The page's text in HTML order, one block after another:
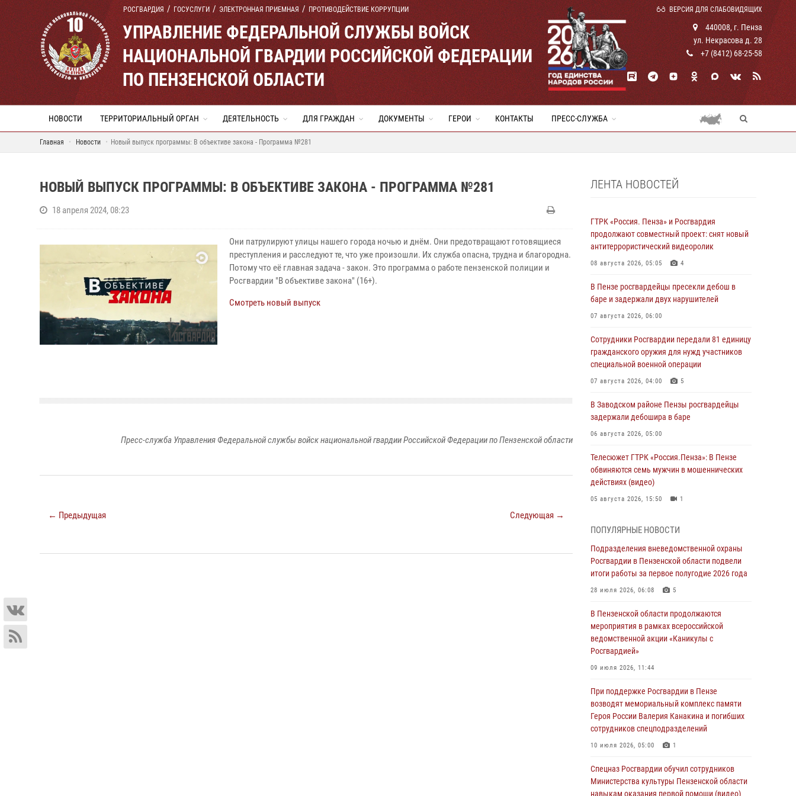
РОСГВАРДИЯ ГОСУСЛУГИ ЭЛЕКТРОННАЯ ПРИЕМНАЯ ПРОТИВОДЕЙСТВИЕ КОРРУПЦИИ ВЕРСИЯ ДЛЯ СЛАБОВИДЯЩИХ
УПРАВЛЕНИЕ ФЕДЕРАЛЬНОЙ СЛУЖБЫ ВОЙСК
НАЦИОНАЛЬНОЙ ГВАРДИИ РОССИЙСКОЙ ФЕДЕРАЦИИ
ПО ПЕНЗЕНСКОЙ ОБЛАСТИ
440008, г. Пенза
ул. Некрасова д. 28
+7 (8412) 68-25-58
НОВОСТИ ТЕРРИТОРИАЛЬНЫЙ ОРГАН ДЕЯТЕЛЬНОСТЬ ДЛЯ ГРАЖДАН ДОКУМЕНТЫ ГЕРОИ КОНТАКТЫ ПРЕСС-СЛУЖБА
Главная Новости Новый выпуск программы: В объективе закона - Программа №281
НОВЫЙ ВЫПУСК ПРОГРАММЫ: В ОБЪЕКТИВЕ ЗАКОНА - ПРОГРАММА №281
18 апреля 2024, 08:23
Они патрулируют улицы нашего города ночью и днём. Они предотвращают готовящиеся
преступления и расследуют те, что уже произошли. Их служба опасна, трудна и благородна.
Потому что её главная задача - закон. Это программа о работе пензенской полиции и
Росгвардии "В объективе закона" (16+).
Смотреть новый выпуск
Пресс-служба Управления Федеральной службы войск национальной гвардии Российской Федерации по Пензенской области
← Предыдущая Следующая →
ЛЕНТА НОВОСТЕЙ
ГТРК «Россия. Пенза» и Росгвардия
продолжают совместный проект: снят новый
антитеррористический видеоролик
08 августа 2026, 05:05 4
В Пензе росгвардейцы пресекли дебош в
баре и задержали двух нарушителей
07 августа 2026, 06:00
Сотрудники Росгвардии передали 81 единицу
гражданского оружия для нужд участников
специальной военной операции
07 августа 2026, 04:00 5
В Заводском районе Пензы росгвардейцы
задержали дебошира в баре
06 августа 2026, 05:00
Телесюжет ГТРК «Россия.Пенза»: В Пензе
обвиняются семь мужчин в мошеннических
действиях (видео)
05 августа 2026, 15:50 1
легендарного генерала Яковлева
05 августа 2026, 07:00
Сотрудники пензенского ОМОН «Страж»
познакомили участников сборов «Гвардеец»
05 августа 2026, 06:15 6
В Пензе сотрудники Росгвардии оказали
помощь дезориентированному пенсионеру
05 августа 2026, 04:00
В Пензе при силовой поддержке Росгвардии
пресечена деятельность ОПГ,
маскировавшейся под реабилитационный
центр (видео)
04 августа 2026, 07:05
В Управлении Росгвардии по Пензенской
области подвели итоги работы за первое
ПОПУЛЯРНЫЕ НОВОСТИ
Подразделения вневедомственной охраны
Росгвардии в Пензенской области подвели
итоги работы за первое полугодие 2026 года
28 июля 2026, 06:08 5
В Пензенской области продолжаются
мероприятия в рамках всероссийской
ведомственной акции «Каникулы с
Росгвардией»
09 июля 2026, 11:44
При поддержке Росгвардии в Пензе
возводят мемориальный комплекс памяти
Героя России Валерия Канакина и погибших
сотрудников спецподразделений
10 июля 2026, 05:00 1
Спецназ Росгвардии обучил сотрудников
Министерства культуры Пензенской области
навыкам оказания первой помощи (видео)